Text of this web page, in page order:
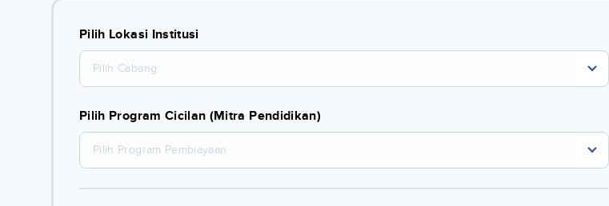
Pilih Lokasi Institusi
Pilih Cabang
Pilih Program Cicilan (Mitra Pendidikan)
Pilih Program Pembiayaan